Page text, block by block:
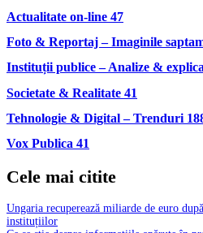
Actualitate on-line 47
Foto & Reportaj – Imaginile
Instituții publice – Analize &
Societate & Realitate 41
Tehnologie & Digital – Trenduri
Vox Publica 41
Cele mai citite
Ungaria recuperează miliarde de euro
instituțiilor